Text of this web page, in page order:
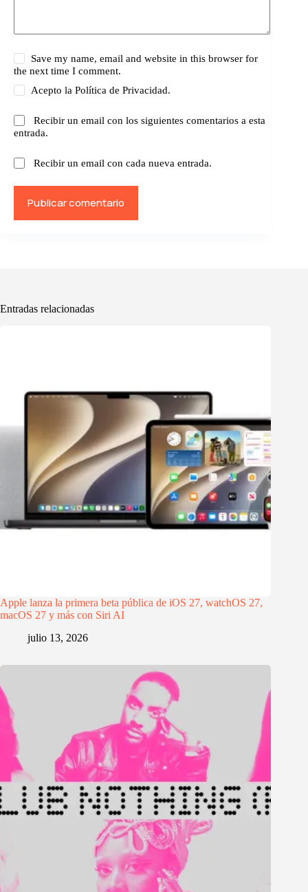
Save my name, email and website in this browser for
the next time I comment.
Acepto laPolítica de Privacidad.
Recibir un email con los siguientes comentarios a esta
entrada.
Recibir un email con cada nueva entrada.
Publicar comentario
Entradas relacionadas
Apple lanza la primera beta pública de iOS 27, watchOS 27,
macOS 27 y más con Siri AI
julio 13, 2026